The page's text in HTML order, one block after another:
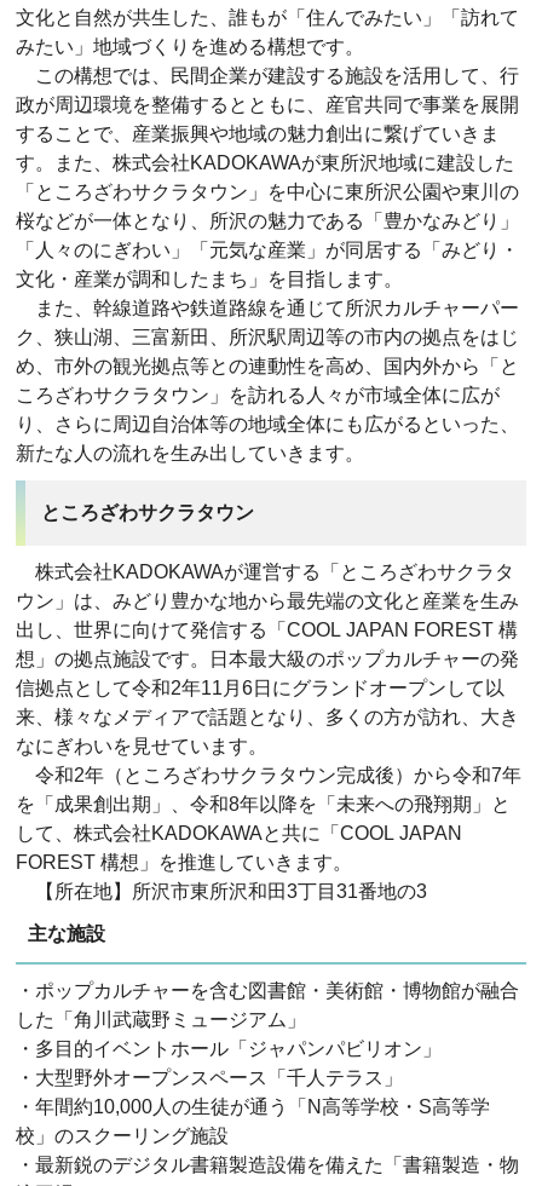
文化と自然が共生した、誰もが「住んでみたい」「訪れて
みたい」地域づくりを進める構想です。
この構想では、民間企業が建設する施設を活用して、行
政が周辺環境を整備するとともに、産官共同で事業を展開
することで、産業振興や地域の魅力創出に繋げていきま
す。また、株式会社KADOKAWAが東所沢地域に建設した
「ところざわサクラタウン」を中心に東所沢公園や東川の
桜などが一体となり、所沢の魅力である「豊かなみどり」
「人々のにぎわい」「元気な産業」が同居する「みどり・
文化・産業が調和したまち」を目指します。
また、幹線道路や鉄道路線を通じて所沢カルチャーパー
ク、狭山湖、三富新田、所沢駅周辺等の市内の拠点をはじ
め、市外の観光拠点等との連動性を高め、国内外から「と
ころざわサクラタウン」を訪れる人々が市域全体に広が
り、さらに周辺自治体等の地域全体にも広がるといった、
新たな人の流れを生み出していきます。
ところざわサクラタウン
株式会社KADOKAWAが運営する「ところざわサクラタ
ウン」は、みどり豊かな地から最先端の文化と産業を生み
出し、世界に向けて発信する「COOL JAPAN FOREST 構
想」の拠点施設です。日本最大級のポップカルチャーの発
信拠点として令和2年11月6日にグランドオープンして以
来、様々なメディアで話題となり、多くの方が訪れ、大き
なにぎわいを見せています。
令和2年（ところざわサクラタウン完成後）から令和7年
を「成果創出期」、令和8年以降を「未来への飛翔期」と
して、株式会社KADOKAWAと共に「COOL JAPAN
FOREST 構想」を推進していきます。
【所在地】所沢市東所沢和田3丁目31番地の3
主な施設
・ポップカルチャーを含む図書館・美術館・博物館が融合
した「角川武蔵野ミュージアム」
・多目的イベントホール「ジャパンパビリオン」
・大型野外オープンスペース「千人テラス」
・年間約10,000人の生徒が通う「N高等学校・S高等学
校」のスクーリング施設
・最新鋭のデジタル書籍製造設備を備えた「書籍製造・物